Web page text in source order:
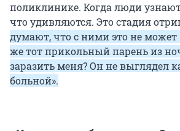
поликлинике. Когда люди
что удивляются. Это стадия
думают, что с ними это не может
же тот прикольный парень из
заразить меня? Он не выглядел
больной».